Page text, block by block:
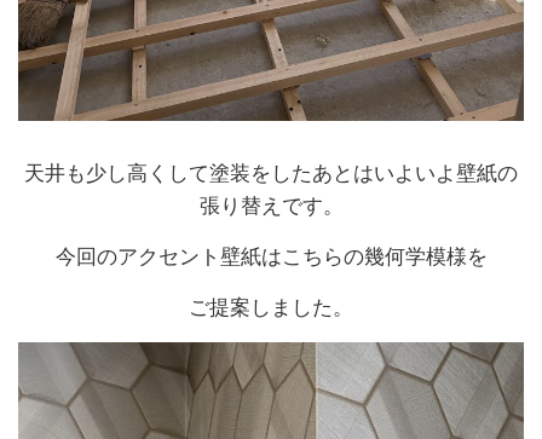
天井も少し高くして塗装をしたあとはいよいよ壁紙の
張り替えです。
今回のアクセント壁紙はこちらの幾何学模様を
ご提案しました。